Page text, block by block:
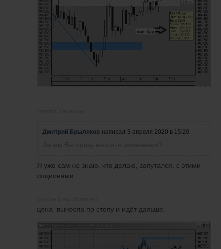
Дмитрий Брыляков написал 3 апреля 2020 в 15:20
Я уже сам не знаю, что делаю, запутался, с этими
опционами.
цена вынесла по стопу и идёт дальше.